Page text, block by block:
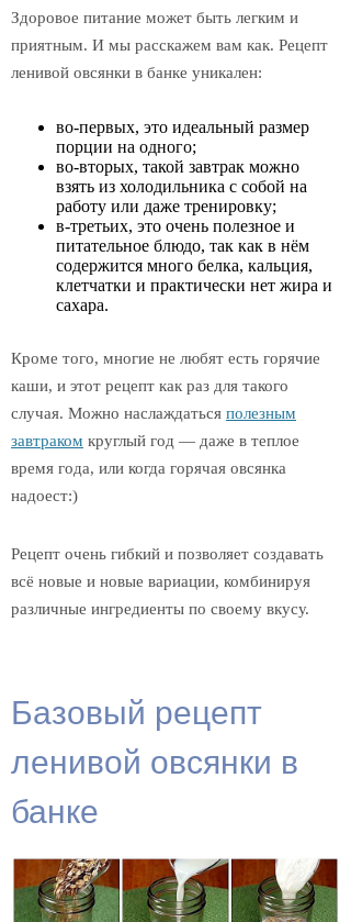
Здоровое питание может быть легким и
приятным. И мы расскажем вам как. Рецепт
ленивой овсянки в банке уникален:
во-первых, это идеальный размер
порции на одного;
во-вторых, такой завтрак можно
взять из холодильника с собой на
работу или даже тренировку;
в-третьих, это очень полезное и
питательное блюдо, так как в нём
содержится много белка, кальция,
клетчатки и практически нет жира и
сахара.
Кроме того, многие не любят есть горячие
каши, и этот рецепт как раз для такого
случая. Можно наслаждаться полезным
завтраком круглый год — даже в теплое
время года, или когда горячая овсянка
надоест:)
Рецепт очень гибкий и позволяет создавать
всё новые и новые вариации, комбинируя
различные ингредиенты по своему вкусу.
Базовый рецепт
ленивой овсянки в
банке